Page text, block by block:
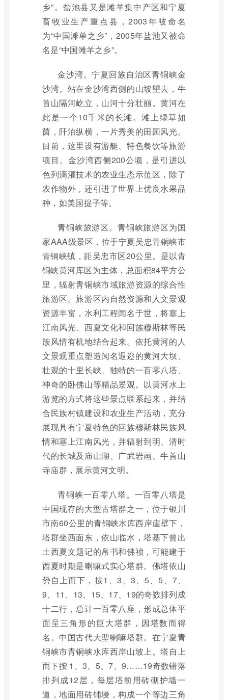
乡”。盐池县又是滩羊集中产区和宁夏
畜牧业生产重点县，2003年被命名
为“中国滩单之乡”，2005年盐池又被命
名是“中国滩羊之乡”。
金沙湾。宁夏回族自治区青铜峡金
沙湾。站在金沙湾西侧的山坡望去，牛
首山隔河屹立，山河十分壮丽。黄河在
此是一个10千米的长滩。滩上绿草如
茵，阡泊纵横，一片秀美的田园风光。
目前，这里设有游艇、特色餐饮等旅游
项目。金沙湾西侧200公顷，是引进以
色列滴灌技术的农业生态示范区，除了
农作物外，还引进了世界上优良水果品
种，如美国提子等。
青铜峡旅游区。青铜峡旅游区为国
家AAA级景区，位于宁夏吴忠青铜峡市
青铜峡镇，距吴忠市区20公里。是以青
铜峡黄河库区为主体，总面积84平方公
里，辐射青铜峡市域旅游资源的综合性
旅游区。旅游区内自然资源和人文景观
资源丰富，水利工程闻名于世，将塞上
江南风光、西夏文化和回族穆斯林等民
族风情有机地结合起来。依托黄河的人
文景观重点塑造闻名遐迩的黄河大坝、
壮观的十里长峡、独特的一百零八塔、
神奇的卧佛山等精品景观。以黄河水上
游览的方式将这些景点联系起来，并结
合民族村镇建设和农业生产活动，充分
展现具有宁夏特色的回族穆斯林民族风
情和塞上江南风光，并辐射到明、清时
代的长城及庙山湖、广武岩画、牛首山
寺庙群，展示黄河文明。
青铜峡一百零八塔。一百零八塔是
中国现存的大型古塔群之一，位于银川
市南60公里的青铜峡水库西岸崖壁下，
塔群坐西面东，依山临水，塔基下曾出
土西夏文题记的帛书和佛祯，可能建于
西夏时期是喇嘛式实心塔群。佛塔依山
势自上而下，按1、3、3、5、5、7、
9、11、13、15、17、19的奇数排列成
十二行，总计一百零八座，形成总体平
面呈三角形的巨大塔群，因塔数而得
名。中国古代大型喇嘛塔群。在宁夏青
铜峡市青铜峡水库西岸山坡上。塔自上
而下按 1、3、5、7、9……19奇数错落
排列成12层，每层塔前用砖砌护墙一
道，地面用砖铺墁，构成一个等边三角